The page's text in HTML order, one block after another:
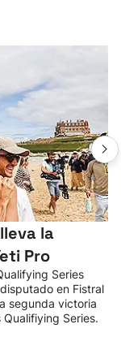
la
Pro
Series
en Fistral
segunda victoria
Series.